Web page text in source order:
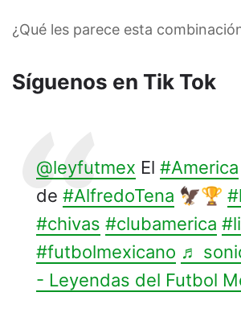
¿Qué les parece esta
Síguenos en Tik Tok
@leyfutmex El #America
de #AlfredoTena 🦅🏆
#chivas #clubamerica
#futbolmexicano ♬
- Leyendas del Futbol